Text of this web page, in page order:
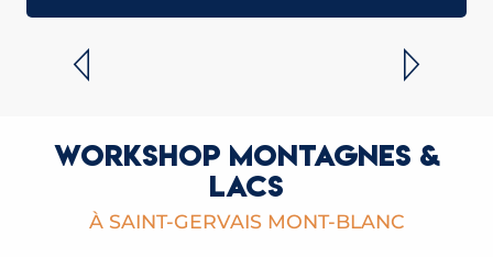
WORKSHOP MONTAGNES &
LACS
À SAINT-GERVAIS MONT-BLANC